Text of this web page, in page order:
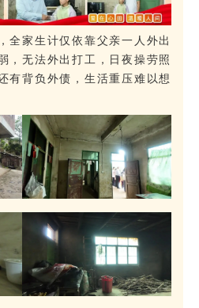
全家生计仅依靠父亲一人外出
，无法外出打工，日夜操劳照
有背负外债，生活重压难以想